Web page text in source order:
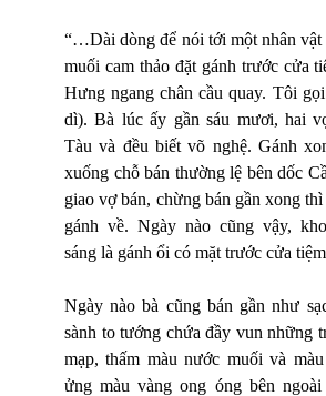
“…Dài dòng để nói tới một nhân vật
muối cam thảo đặt gánh trước cửa
Hưng ngang chân cầu quay. Tôi
dì). Bà lúc ấy gần sáu mươi, hai
Tàu và đều biết võ nghệ. Gánh
xuống chỗ bán thường lệ bên dốc
giao vợ bán, chừng bán gần xong
gánh về. Ngày nào cũng vậy,
sáng là gánh ổi có mặt trước cửa
Ngày nào bà cũng bán gần như
sành to tướng chứa đầy vun những
mạp, thấm màu nước muối và
ửng màu vàng ong óng bên